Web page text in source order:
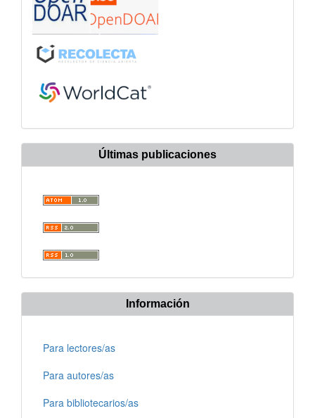
Últimas publicaciones
Información
Para lectores/as
Para autores/as
Para bibliotecarios/as